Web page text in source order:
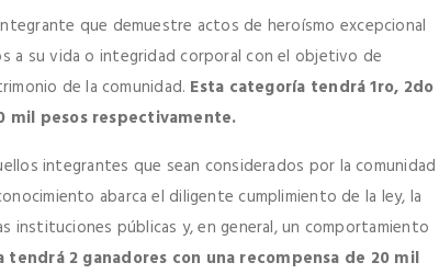
que demuestre actos de heroísmo excepcional
a su vida o integridad corporal con el objetivo de
de la comunidad. Esta categoría tendrá 1ro, 2do
mil pesos respectivamente.
integrantes que sean considerados por la comunidad
abarca el diligente cumplimiento de la ley, la
instituciones públicas y, en general, un comportamiento
tendrá 2 ganadores con una recompensa de 20 mil